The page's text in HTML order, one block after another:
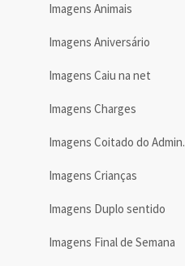
Imagens Animais
Imagens Aniversário
Imagens Caiu na net
Imagens Charges
Imagens Coitado do Admin.
Imagens Crianças
Imagens Duplo sentido
Imagens Final de Semana